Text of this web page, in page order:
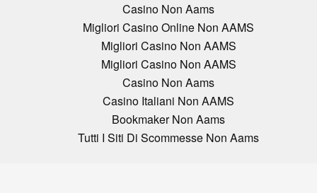
Casino Non Aams
Migliori Casino Online Non AAMS
Migliori Casino Non AAMS
Migliori Casino Non AAMS
Casino Non Aams
Casino Italiani Non AAMS
Bookmaker Non Aams
Tutti I Siti Di Scommesse Non Aams